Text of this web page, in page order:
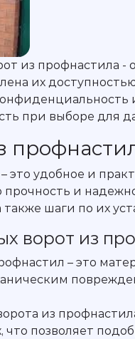
из профнастила -
их
при выборе для
это удобное и
и
шаги по их
ворот из
– это
из
позволяет